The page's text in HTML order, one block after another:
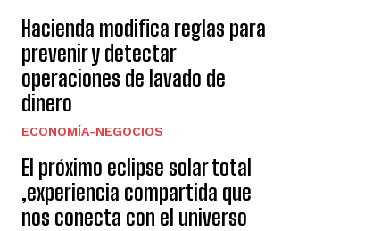
Hacienda modifica reglas para
prevenir y detectar
operaciones de lavado de
dinero
ECONOMÍA-NEGOCIOS
El próximo eclipse solar total
,experiencia compartida que
nos conecta con el universo